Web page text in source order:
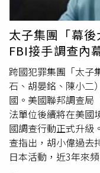
稅方案。白宮對此
Desai）在聲明中稱
些阻礙美國商業的不
能有效執行禁止進口
行為，也對美國商業
以處理。自總統第一
項具有法律韌性的工
提出的訴狀指出，美
（Jamieson Greer
要的個別國家磋商程
異極大的不同經濟體
太子集團「幕
FBI接手調查內
跨國犯罪集團「太子
石、胡晏銘、陳小二
國。美國聯邦調查局
法單位後續將在美國
國調查行動正式升級
查指出，胡小偉過去
日本活動，近3年來